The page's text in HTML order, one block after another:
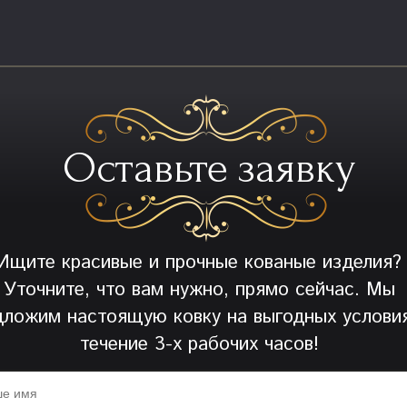
Оставьте заявку
красивые и прочные кованые изделия?
Уточните, что вам нужно, прямо сейчас. Мы
настоящую ковку на выгодных
течение 3-х рабочих часов!